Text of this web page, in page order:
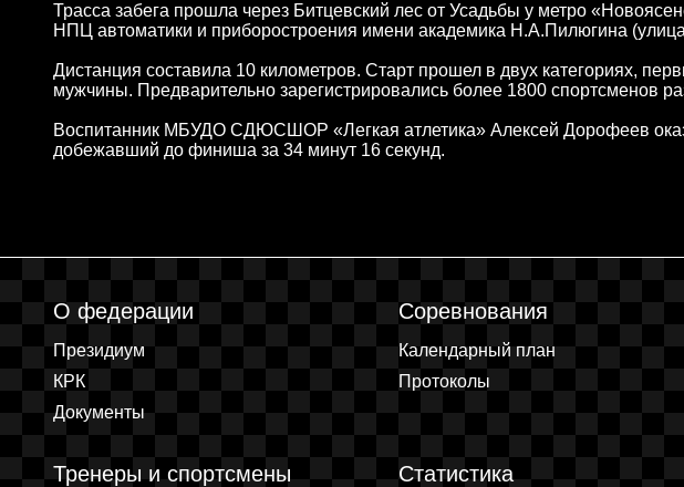
Трасса забега прошла через Битцевский лес от Усадьбы у метро
НПЦ автоматики и приборостроения имени академика Н.А.Пилюгина
Дистанция составила 10 километров. Старт прошел в двух категориях,
мужчины. Предварительно зарегистрировались более 1800 спортсменов
Воспитанник МБУДО СДЮСШОР «Легкая атлетика» Алексей Дорофеев
добежавший до финиша за 34 минут 16 секунд.
О федерации
Президиум
КРК
Документы
Соревнования
Календарный план
Протоколы
Тренеры и спортсмены Статистика